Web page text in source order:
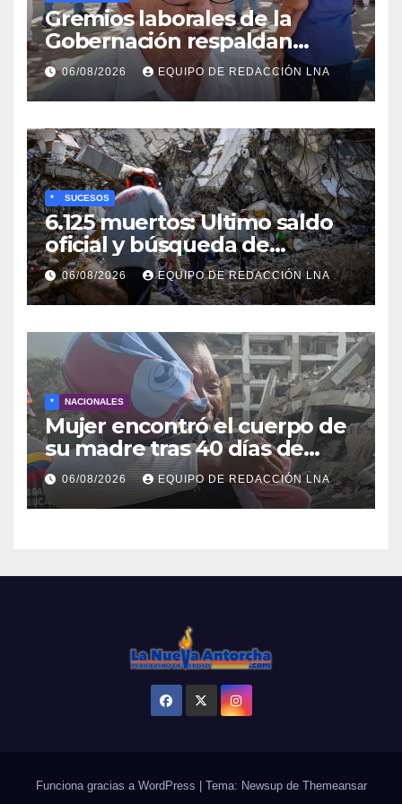
Gremios laborales de la
Gobernación respaldan
propuesta de Bono
Recreativo de 100 dólares
para jubilados, pensionados y
activos
06/08/2026 EQUIPO DE REDACCIÓN LNA
* SUCESOS
6.125 muertos: Ultimo saldo
oficial y búsqueda de
cadáveres continúa entre los
escombros
06/08/2026 EQUIPO DE REDACCIÓN LNA
* NACIONALES
Mujer encontró el cuerpo de
su madre tras 40 días de
búsqueda en Tanaguarena
06/08/2026 EQUIPO DE REDACCIÓN LNA
Funciona gracias a WordPress Tema: Newsup de Themeansar